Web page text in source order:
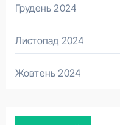
Грудень 2024
Листопад 2024
Жовтень 2024